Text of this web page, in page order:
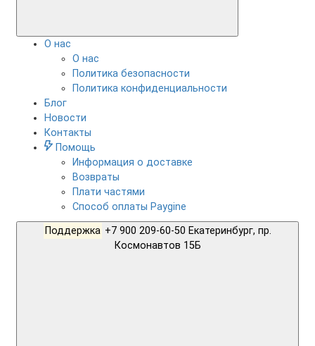
О нас
О нас
Политика безопасности
Политика конфиденциальности
Блог
Новости
Контакты
Помощь
Информация о доставке
Возвраты
Плати частями
Способ оплаты Paygine
Поддержка +7 900 209-60-50 Екатеринбург, пр.